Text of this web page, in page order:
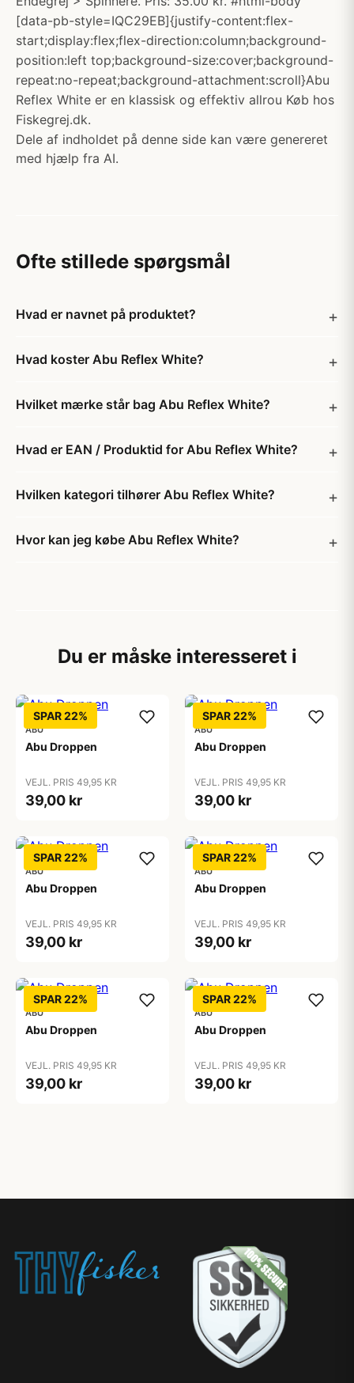
[data-pb-style=IQC29EB]{justify-content:flex-
start;display:flex;flex-direction:column;background-
position:left top;background-size:cover;background-
repeat:no-repeat;background-attachment:scroll}Abu
Reflex White er en klassisk og effektiv allrou Køb hos
Fiskegrej.dk.
Dele af indholdet på denne side kan være genereret
med hjælp fra AI.
Ofte stillede spørgsmål
Hvad er navnet på produktet?
Hvad koster Abu Reflex White?
Hvilket mærke står bag Abu Reflex White?
Hvad er EAN / Produktid for Abu Reflex White?
Hvilken kategori tilhører Abu Reflex White?
Hvor kan jeg købe Abu Reflex White?
Du er måske interesseret i
SPAR 22%
ABU
Abu Droppen
VEJL. PRIS 49,95 KR
39,00 kr
SPAR 22%
ABU
Abu Droppen
VEJL. PRIS 49,95 KR
39,00 kr
SPAR 22%
ABU
Abu Droppen
VEJL. PRIS 49,95 KR
39,00 kr
SPAR 22%
ABU
Abu Droppen
VEJL. PRIS 49,95 KR
39,00 kr
SPAR 22%
ABU
Abu Droppen
VEJL. PRIS 49,95 KR
39,00 kr
SPAR 22%
ABU
Abu Droppen
VEJL. PRIS 49,95 KR
39,00 kr